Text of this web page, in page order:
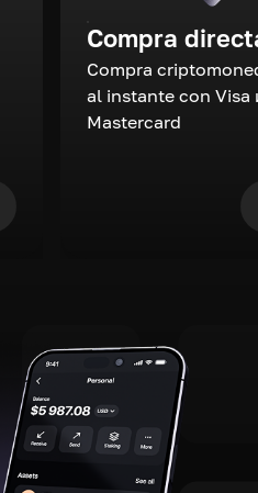
Compra
Compra
al instante con Visa
Mastercard